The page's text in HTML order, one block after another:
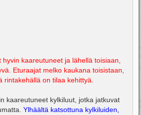
hyvin kaareutuneet ja lähellä toisiaan,
Eturaajat melko kaukana toisistaan,
rintakehällä on tilaa kehittyä.
kaareutuneet kylkiluut, jotka jatkuvat
Ylhäältä katsottuna kylkiluiden,